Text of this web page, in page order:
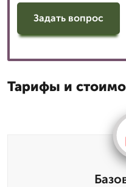
Задать вопрос
Тарифы и